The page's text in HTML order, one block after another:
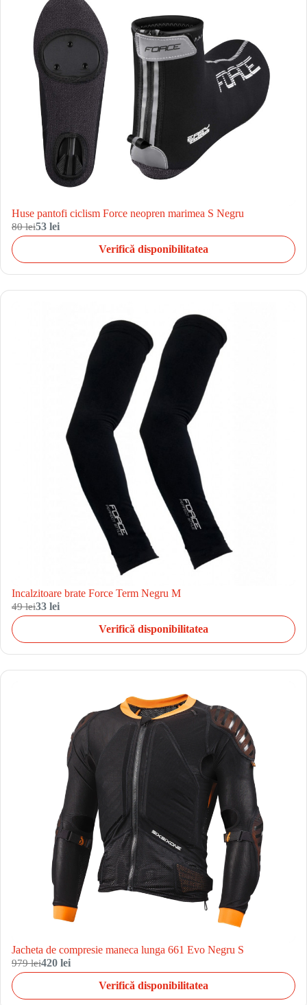
Huse pantofi ciclism Force neopren marimea S Negru
80 lei53 lei
Verifică disponibilitatea
Incalzitoare brate Force Term Negru M
49 lei33 lei
Verifică disponibilitatea
Jacheta de compresie maneca lunga 661 Evo Negru S
979 lei420 lei
Verifică disponibilitatea